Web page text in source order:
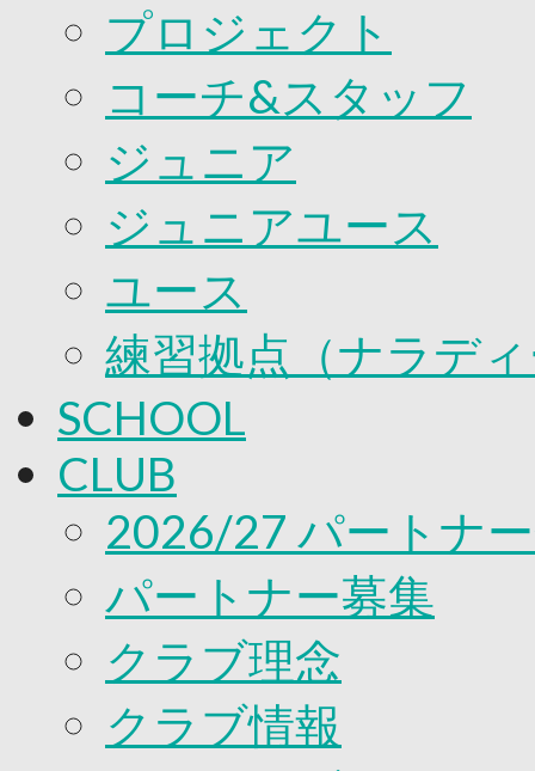
プロジェクト
コーチ&スタッフ
ジュニア
ジュニアユース
ユース
練習拠点（ナラデ
SCHOOL
CLUB
2026/27 パートナ
パートナー募集
クラブ理念
クラブ情報